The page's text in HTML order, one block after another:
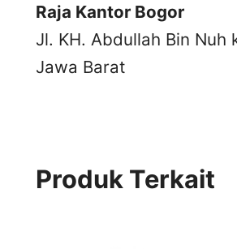
Raja Kantor Bogor
Jl. KH. Abdullah Bin Nuh
Jawa Barat
Produk Terkait